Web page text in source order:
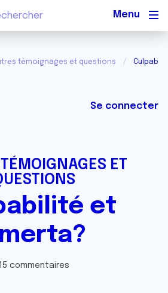
témoignages et questions
Se connecter
ET
et
15 commentaires